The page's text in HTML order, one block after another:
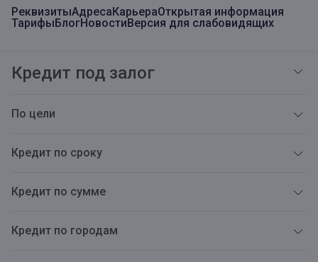
РеквизитыАдресаКарьераОткрытая информация
ТарифыБлогНовостиВерсия для слабовидящих
Кредит под залог
По цели
Кредит по сроку
Кредит по сумме
Кредит по городам